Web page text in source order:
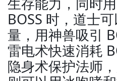
BOSS 时，道士
量，用神兽吸引
雷电术快速消耗
隐身术保护法师